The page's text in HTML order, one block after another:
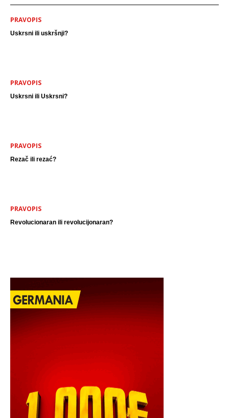
PRAVOPIS
Uskrsni ili uskršnji?
PRAVOPIS
Uskrsni ili Uskrsni?
PRAVOPIS
Rezač ili rezać?
PRAVOPIS
Revolucionaran ili revolucijonaran?